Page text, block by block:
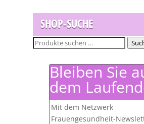
SHOP-SUCHE
Suchen
Bleiben Sie
dem
Mit dem Netzwerk
Frauengesundheit-